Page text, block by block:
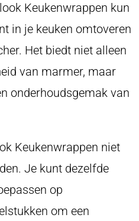
Keukenwrappen kun
in je keuken omtoveren
Het biedt niet alleen
van marmer, maar
onderhoudsgemak van
Keukenwrappen niet
Je kunt dezelfde
op
om een